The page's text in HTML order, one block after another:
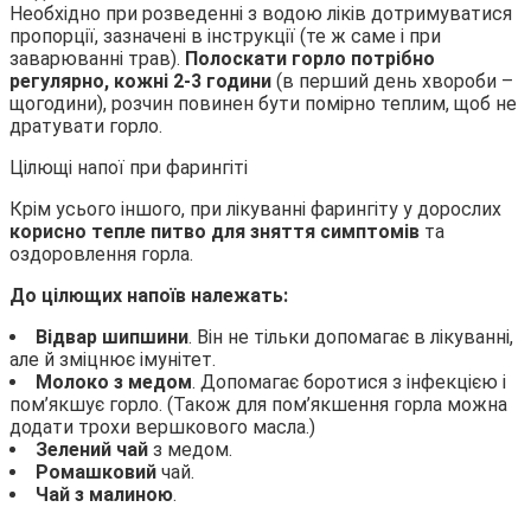
Необхідно при розведенні з водою ліків дотримуватися
пропорції, зазначені в інструкції (те ж саме і при
заварюванні трав). Полоскати горло потрібно
регулярно, кожні 2-3 години (в перший день хвороби –
щогодини), розчин повинен бути помірно теплим, щоб не
дратувати горло.
Цілющі напої при фарингіті
Крім усього іншого, при лікуванні фарингіту у дорослих
корисно тепле питво для зняття симптомів та
оздоровлення горла.
До цілющих напоїв належать:
Відвар шипшини. Він не тільки допомагає в лікуванні,
але й зміцнює імунітет.
Молоко з медом. Допомагає боротися з інфекцією і
пом’якшує горло. (Також для пом’якшення горла можна
додати трохи вершкового масла.)
Зелений чай з медом.
Ромашковий чай.
Чай з малиною.